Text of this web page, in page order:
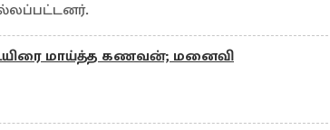
மாய்த்த கணவன்; மனைவி